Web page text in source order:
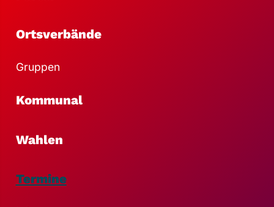
Ortsverbände
Gruppen
Kommunal
Wahlen
Termine